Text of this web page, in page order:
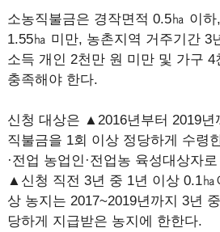
소농직불금은 경작면적 0.5㏊ 이
1.55㏊ 미만, 농촌지역 거주기간 3
소득 개인 2천만 원 미만 및 가구
충족해야 한다.
신청 대상은 ▲2016년부터 2019년
직불금을 1회 이상 정당하게 수령
·전업 농업인·전업농 육성대상자
▲신청 직전 3년 중 1년 이상 0.1㏊
상 농지는 2017~2019년까지 3년
당하게 지급받은 농지에 한한다.